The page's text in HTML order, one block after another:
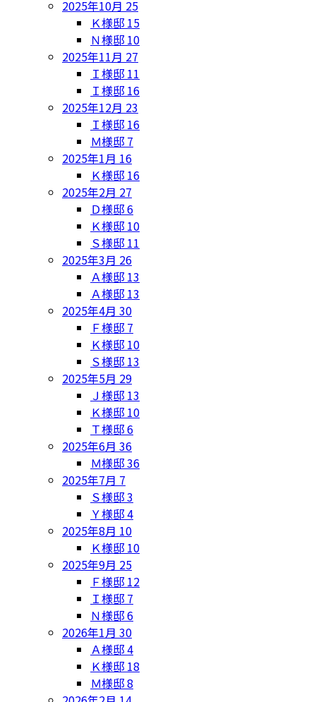
2025年10月 25
Ｋ様邸 15
Ｎ様邸 10
2025年11月 27
Ｉ様邸 11
Ｉ様邸 16
2025年12月 23
Ｉ様邸 16
Ｍ様邸 7
2025年1月 16
Ｋ様邸 16
2025年2月 27
Ｄ様邸6
Ｋ様邸 10
Ｓ様邸 11
2025年3月 26
Ａ様邸 13
Ａ様邸 13
2025年4月 30
Ｆ様邸 7
Ｋ様邸 10
Ｓ様邸 13
2025年5月 29
Ｊ様邸 13
Ｋ様邸 10
Ｔ様邸6
2025年6月 36
Ｍ様邸36
2025年7月 7
Ｓ様邸3
Ｙ様邸4
2025年8月 10
Ｋ様邸 10
2025年9月 25
Ｆ様邸 12
Ｉ様邸 7
Ｎ様邸6
2026年1月 30
Ａ様邸4
Ｋ様邸 18
Ｍ様邸8